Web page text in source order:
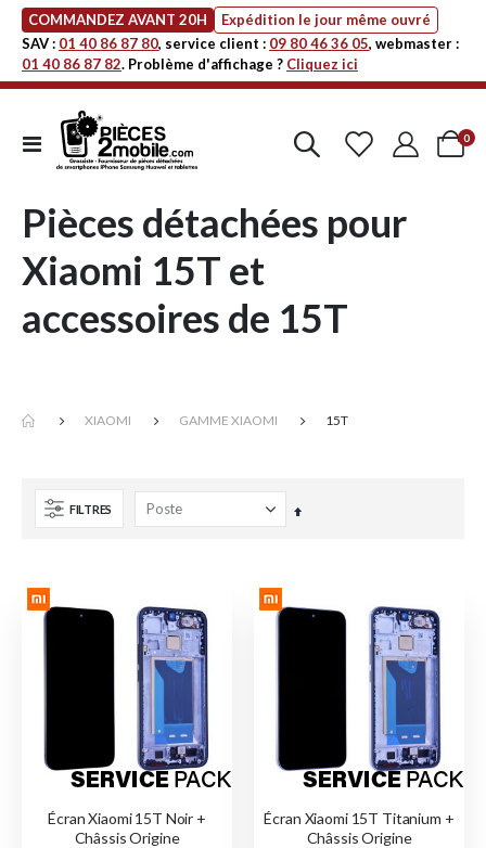
COMMANDEZ AVANT 20H
Expédition le jour même ouvré
SAV : 01 40 86 87 80, service client : 09 80 46 36 05, webmaster :
01 40 86 87 82. Problème d'affichage ? Cliquez ici
Affichage
navigation
Cart
0
Pièces détachées pour
Xiaomi 15T et
accessoires de 15T
XIAOMI GAMME XIAOMI 15T
FILTRES
Par
Écran Xiaomi 15T Noir +
Châssis Origine
Écran Xiaomi 15T Titanium +
Châssis Origine